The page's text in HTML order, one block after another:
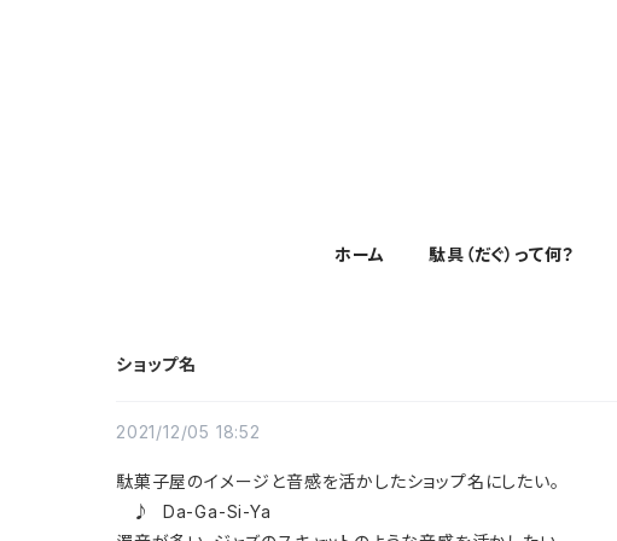
ホーム 駄具（だぐ）って何？
ショップ名
2021/12/05 18:52
駄菓子屋のイメージと音感を活かしたショップ名にしたい。
♪ Da-Ga-Si-Ya